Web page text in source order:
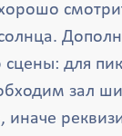
сцены: для
зал